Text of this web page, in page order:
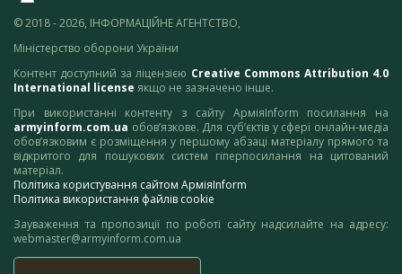
© 2018 - 2026, ІНФОРМАЦІЙНЕ АГЕНТСТВО,
Міністерство оборони України
Контент доступний за ліцензією Creative Commons Attribution 4.0
International license якщо не зазначено інше.
При використанні контенту з сайту АрміяInform посилання на
armyinform.com.ua обов’язкове. Для суб’єктів у сфері онлайн-медіа
обов’язковим є розміщення у першому абзаці матеріалу прямого та
відкритого для пошукових систем гіперпосилання на цитований
матеріал.
Політика користування сайтом АрміяInform
Політика використання файлів cookie
Зауваження та пропозиції по роботі сайту надсилайте на адресу:
webmaster@armyinform.com.ua